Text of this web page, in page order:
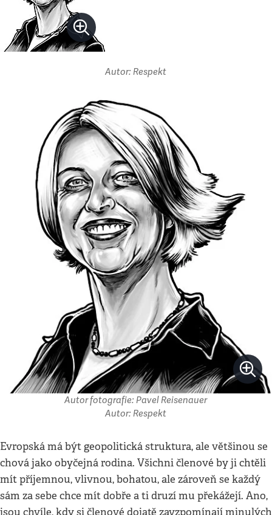
Autor: Respekt
Autor fotografie: Pavel Reisenauer
Autor: Respekt
Evropská má být geopolitická struktura, ale většinou se
chová jako obyčejná rodina. Všichni členové by ji chtěli
mít příjemnou, vlivnou, bohatou, ale zároveň se každý
sám za sebe chce mít dobře a ti druzí mu překážejí. Ano,
jsou chvíle, kdy si členové dojatě zavzpomínají minulých